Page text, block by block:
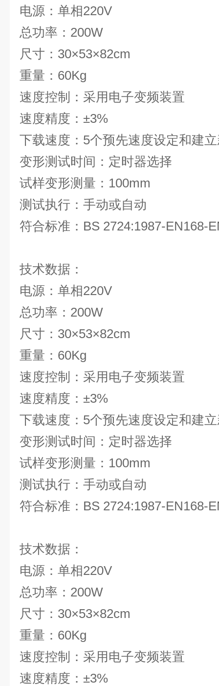
电源：单相220V
总功率：200W
尺寸：30×53×82cm
重量：60Kg
速度控制：采用电子变频装置
速度精度：±3%
下载速度：5个预先速度设定和建
变形测试时间：定时器选择
试样变形测量：100mm
测试执行：手动或自动
符合标准：BS 2724:1987-EN168-
技术数据：
电源：单相220V
总功率：200W
尺寸：30×53×82cm
重量：60Kg
速度控制：采用电子变频装置
速度精度：±3%
下载速度：5个预先速度设定和建
变形测试时间：定时器选择
试样变形测量：100mm
测试执行：手动或自动
符合标准：BS 2724:1987-EN168-
技术数据：
电源：单相220V
总功率：200W
尺寸：30×53×82cm
重量：60Kg
速度控制：采用电子变频装置
速度精度：±3%